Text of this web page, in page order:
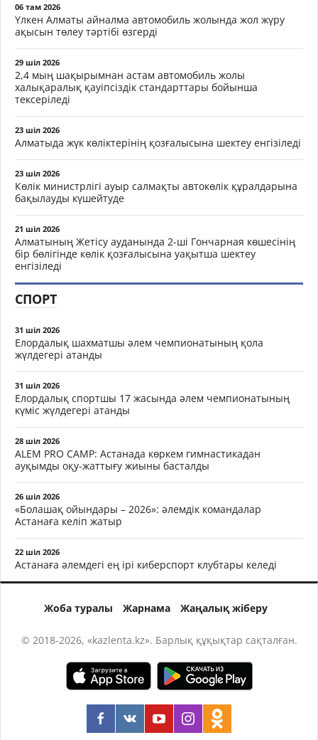
06 там 2026
Үлкен Алматы айналма автомобиль жолында жол жүру
ақысын төлеу тәртібі өзгерді
29 шіл 2026
2,4 мың шақырымнан астам автомобиль жолы
халықаралық қауіпсіздік стандарттары бойынша
тексеріледі
23 шіл 2026
Алматыда жүк көліктерінің қозғалысына шектеу енгізіледі
23 шіл 2026
Көлік министрлігі ауыр салмақты автокөлік құралдарына
бақылауды күшейтуде
21 шіл 2026
Алматының Жетісу ауданында 2-ші Гончарная көшесінің
бір бөлігінде көлік қозғалысына уақытша шектеу
енгізіледі
СПОРТ
31 шіл 2026
Елордалық шахматшы әлем чемпионатының қола
жүлдегері атанды
31 шіл 2026
Елордалық спортшы 17 жасында әлем чемпионатының
күміс жүлдегері атанды
28 шіл 2026
ALEM PRO CAMP: Астанада көркем гимнастикадан
ауқымды оқу-жаттығу жиыны басталды
26 шіл 2026
«Болашақ ойындары – 2026»: әлемдік командалар
Астанаға келіп жатыр
22 шіл 2026
Астанаға әлемдегі ең ірі киберспорт клубтары келеді
Жоба туралы Жарнама Жаңалық жіберу
© 2018-2026, «kazlenta.kz». Барлық құқықтар сақталған.